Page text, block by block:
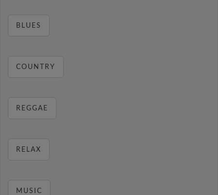
BLUES
COUNTRY
REGGAE
RELAX
MUSIC